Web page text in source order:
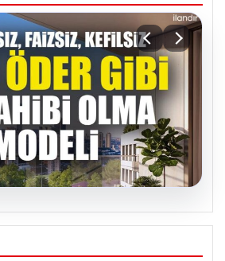
bir ilk! Emlak Konut
vizyonuyla kendi